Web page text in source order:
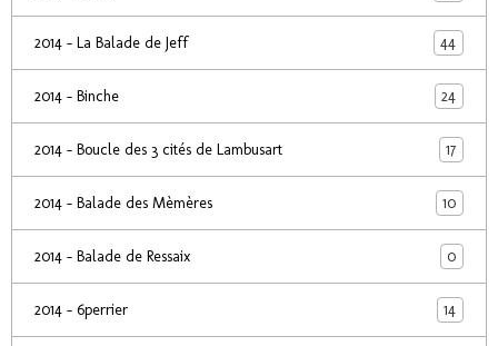
2014 - La Balade de Jeff 44
2014 - Binche 24
2014 - Boucle des 3 cités de Lambusart 17
2014 - Balade des Mèmères 10
2014 - Balade de Ressaix 0
2014 - 6perrier 14